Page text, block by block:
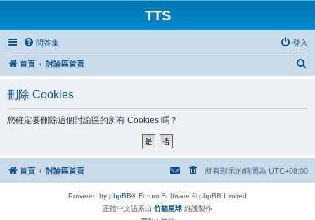
TTS
問答集 登入
首頁 討論區首頁
刪除 Cookies
您確定要刪除這個討論區的所有 Cookies 嗎？
首頁 討論區首頁 所有顯示的時間為 UTC+08:00
Powered by phpBB® Forum Software © phpBB Limited
正體中文語系由 竹貓星球 維護製作